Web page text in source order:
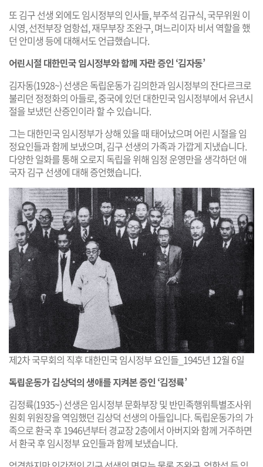
또 김구 선생 외에도 임시정부의 인사들, 부주석 김규식, 국무위원 이
시영, 선전부장 엄항섭, 재무부장 조완구, 며느리이자 비서 역할을 했
던 안미생 등에 대해서도 언급했습니다.
어린시절 대한민국 임시정부와 함께 자란 증인 ‘김자동’
김자동(1928~) 선생은 독립운동가 김의한과 임시정부의 잔다르크로
불리던 정정화의 아들로, 중국에 있던 대한민국 임시정부에서 유년시
절을 보냈던 산증인이라 할 수 있습니다.
그는 대한민국 임시정부가 상해 있을 때 태어났으며 어린 시절을 임
정요인들과 함께 보냈으며, 김구 선생의 가족과 가깝게 지냈습니다.
다양한 일화를 통해 오로지 독립을 위해 임정 운영만을 생각하던 애
국자 김구 선생에 대해 증언했습니다.
제2차 국무회의 직후 대한민국 임시정부 요인들_1945년 12월 6일
독립운동가 김상덕의 생애를 지켜본 증인 ‘김정륙’
김정륙(1935~) 선생은 임시정부 문화부장 및 반민족행위특별조사위
원회 위원장을 역임했던 김상덕 선생의 아들입니다. 독립운동가의 가
족으로 환국 후 1946년부터 경교장 2층에서 아버지와 함께 거주하면
서 환국 후 임시정부 요인들과 함께 보냈습니다.